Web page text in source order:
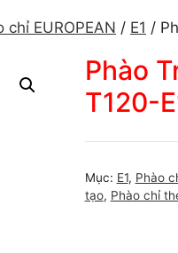
chỉ EUROPEAN / E1 /
Phào
T120-
Mục: E1, Phào
tạo, Phào chỉ